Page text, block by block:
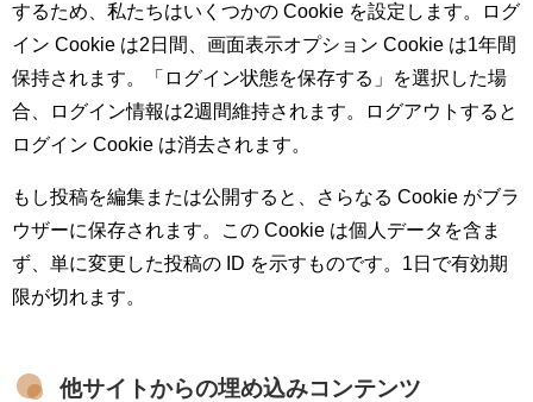
するため、私たちはいくつかの Cookie を設定します。ログ
イン Cookie は2日間、画面表示オプション Cookie は1年間
保持されます。「ログイン状態を保存する」を選択した場
合、ログイン情報は2週間維持されます。ログアウトすると
ログイン Cookie は消去されます。
もし投稿を編集または公開すると、さらなる Cookie がブラ
ウザーに保存されます。この Cookie は個人データを含ま
ず、単に変更した投稿の ID を示すものです。1日で有効期
限が切れます。
他サイトからの埋め込みコンテンツ